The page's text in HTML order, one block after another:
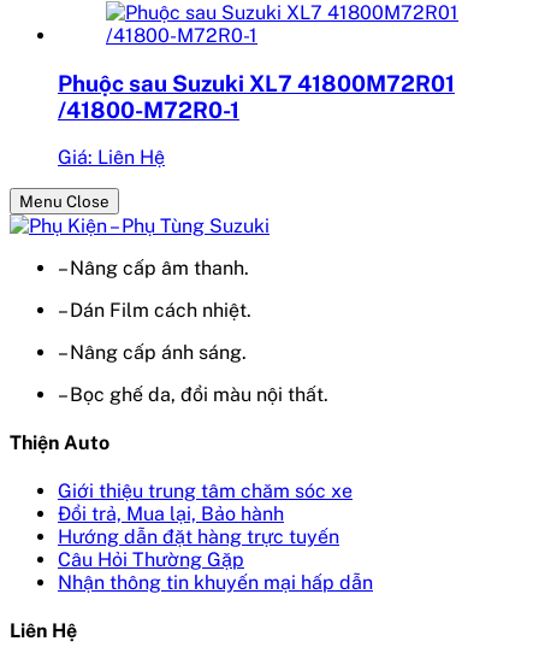
Phuộc sau Suzuki XL7 41800M72R01
/41800-M72R0-1
Giá: Liên Hệ
Menu Close
– Nâng cấp âm thanh.
– Dán Film cách nhiệt.
– Nâng cấp ánh sáng.
– Bọc ghế da, đổi màu nội thất.
Thiện Auto
Giới thiệu trung tâm chăm sóc xe
Đổi trả, Mua lại, Bảo hành
Hướng dẫn đặt hàng trực tuyến
Câu Hỏi Thường Gặp
Nhận thông tin khuyến mại hấp dẫn
Liên Hệ